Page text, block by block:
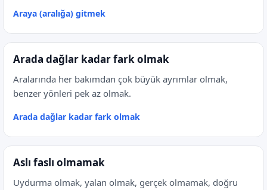
Araya (aralığa) gitmek
Arada dağlar kadar fark olmak
Aralarında her bakımdan çok büyük ayrımlar olmak,
benzer yönleri pek az olmak.
Arada dağlar kadar fark olmak
Aslı faslı olmamak
Uydurma olmak, yalan olmak, gerçek olmamak, doğru